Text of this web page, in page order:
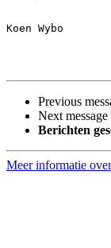
Koen Wybo
Previous
Next
Berichten
Meer informatie